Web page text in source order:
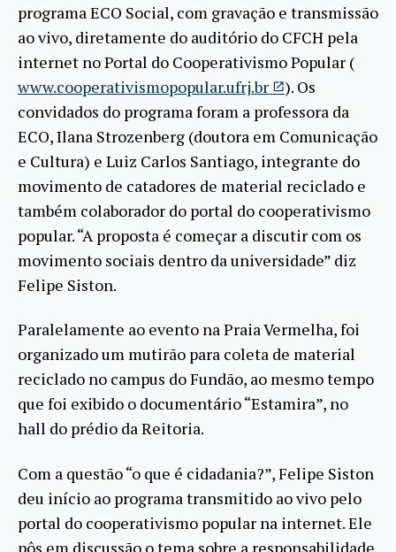
programa ECO Social, com gravação e transmissão
ao vivo, diretamente do auditório do CFCH pela
internet no Portal do Cooperativismo Popular (
www.cooperativismopopular.ufrj.br
). Os
convidados do programa foram a professora da
ECO, Ilana Strozenberg (doutora em Comunicação
e Cultura) e Luiz Carlos Santiago, integrante do
movimento de catadores de material reciclado e
também colaborador do portal do cooperativismo
popular. “A proposta é começar a discutir com os
movimento sociais dentro da universidade” diz
Felipe Siston.
Paralelamente ao evento na Praia Vermelha, foi
organizado um mutirão para coleta de material
reciclado no campus do Fundão, ao mesmo tempo
que foi exibido o documentário “Estamira”, no
hall do prédio da Reitoria.
Com a questão “o que é cidadania?”, Felipe Siston
deu início ao programa transmitido ao vivo pelo
portal do cooperativismo popular na internet. Ele
pôs em discussão o tema sobre a responsabilidade